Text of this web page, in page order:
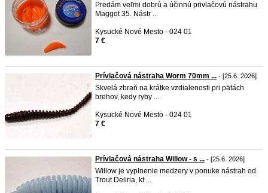
Predám veľmi dobrú a účinnú privlačovú nástrahu
Maggot 35. Nástr ...
Kysucké Nové Mesto - 024 01
7 €
Prívlačová nástraha Worm 70mm ... - [25.6. 2026]
Skvelá zbraň na krátke vzdialenosti pri pätách
brehov, kedy ryby ...
Kysucké Nové Mesto - 024 01
7 €
Prívlačová nástraha Willow - s ... - [25.6. 2026]
Willow je vyplnenie medzery v ponuke nástrah od
Trout Deliria, kt ...